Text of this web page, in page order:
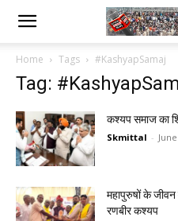
Home Tags #KashyapSamaj
Tag:
कश्यप समाज का
Skmittal -
महापुरुषों के जीवन
रणबीर कश्यप